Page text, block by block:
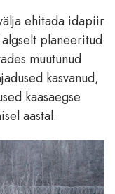
ehitada idapiir
planeeritud
muutunud
kasvanud,
kaasaegse
aastal.